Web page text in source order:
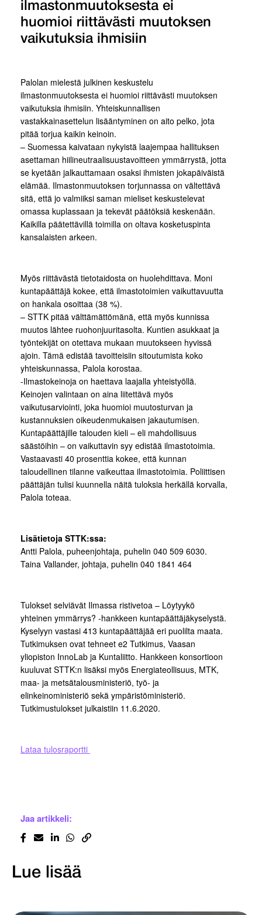
ilmastonmuutoksesta ei
huomioi riittävästi muutoksen
vaikutuksia ihmisiin
Palolan mielestä julkinen keskustelu
ilmastonmuutoksesta ei huomioi riittävästi muutoksen
vaikutuksia ihmisiin. Yhteiskunnallisen
vastakkainasettelun lisääntyminen on aito pelko, jota
pitää torjua kaikin keinoin.
– Suomessa kaivataan nykyistä laajempaa hallituksen
asettaman hiilineutraalisuustavoitteen ymmärrystä, jotta
se kyetään jalkauttamaan osaksi ihmisten jokapäiväistä
elämää. Ilmastonmuutoksen torjunnassa on vältettävä
sitä, että jo valmiiksi saman mieliset keskustelevat
omassa kuplassaan ja tekevät päätöksiä keskenään.
Kaikilla päätettävillä toimilla on oltava kosketuspinta
kansalaisten arkeen.
Myös riittävästä tietotaidosta on huolehdittava. Moni
kuntapäättäjä kokee, että ilmastotoimien vaikuttavuutta
on hankala osoittaa (38 %).
– STTK pitää välttämättömänä, että myös kunnissa
muutos lähtee ruohonjuuritasolta. Kuntien asukkaat ja
työntekijät on otettava mukaan muutokseen hyvissä
ajoin. Tämä edistää tavoitteisiin sitoutumista koko
yhteiskunnassa, Palola korostaa.
-Ilmastokeinoja on haettava laajalla yhteistyöllä.
Keinojen valintaan on aina liitettävä myös
vaikutusarviointi, joka huomioi muutosturvan ja
kustannuksien oikeudenmukaisen jakautumisen.
Kuntapäättäjille talouden kieli – eli mahdollisuus
säästöihin – on vaikuttavin syy edistää ilmastotoimia.
Vastaavasti 40 prosenttia kokee, että kunnan
taloudellinen tilanne vaikeuttaa ilmastotoimia. Poliittisen
päättäjän tulisi kuunnella näitä tuloksia herkällä korvalla,
Palola toteaa.
Lisätietoja STTK:ssa:
Antti Palola, puheenjohtaja, puhelin 040 509 6030.
Taina Vallander, johtaja, puhelin 040 1841 464
Tulokset selviävät Ilmassa ristivetoa – Löytyykö
yhteinen ymmärrys? -hankkeen kuntapäättäjäkyselystä.
Kyselyyn vastasi 413 kuntapäättäjää eri puolilta maata.
Tutkimuksen ovat tehneet e2 Tutkimus, Vaasan
yliopiston InnoLab ja Kuntaliitto. Hankkeen konsortioon
kuuluvat STTK:n lisäksi myös Energiateollisuus, MTK,
maa- ja metsätalousministeriö, työ- ja
elinkeinoministeriö sekä ympäristöministeriö.
Tutkimustulokset julkaistiin 11.6.2020.
Lataa tulosraportti
Jaa artikkeli:
Lue lisää